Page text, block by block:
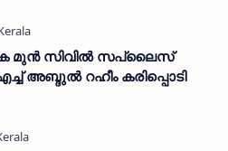
മുൻ സിവില്‍ സപ്ലൈസ്
അബ്ദുൽ റഹീം കരിപ്പൊടി